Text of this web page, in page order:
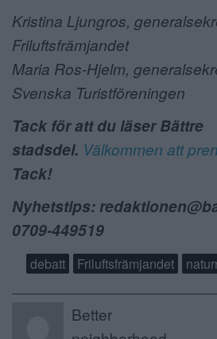
Kristina Ljungros,
Friluftsfrämjandet
Maria Ros-Hjelm,
Svenska Turistföreningen
Tack för att du läser Bättre
stadsdel. Välkommen att
Tack!
Nyhetstips:
0709-449519
debatt Friluftsfrämjandet
Better